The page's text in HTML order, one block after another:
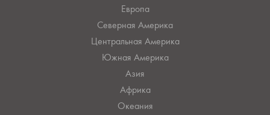
Европа
Северная Америка
Центральная Америка
Южная Америка
Азия
Африка
Океания